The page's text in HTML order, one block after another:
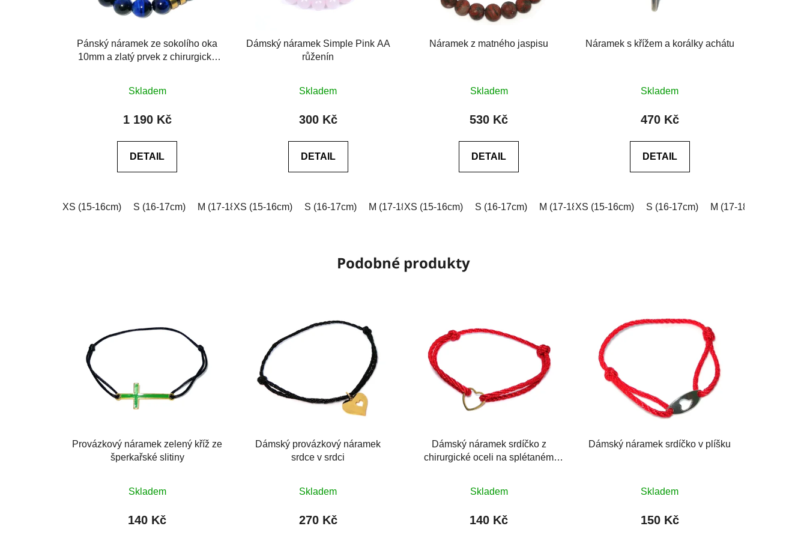
Pánský náramek ze sokolího oka
10mm a zlatý prvek z chirurgické
hodnocení
produktu
z
Skladem
1 190 Kč
DETAIL
XS (15-16cm) S (16-17cm) M (17-18cm) L (18-19cm) XL (19-20cm) XXL (20-21cm) Na míru (vyplňte do poznámky v košíku)
Dámský náramek Simple Pink AA
růženín
hodnocení
produktu
z
Skladem
300 Kč
DETAIL
XS (15-16cm) S (16-17cm) M (17-18cm) L (18-19cm) XL (19-20cm) XXL (20-21cm) Na míru (vyplňte do poznámky v
Náramek z matného jaspisu
hodnocení
produktu
z
Skladem
530 Kč
DETAIL
XS (15-16cm) S (16-17cm) M (17-18cm) L (18-19cm) XL (19-20cm) XXL (20-21cm)
Náramek s křížem a korálky achátu
hodnocení
produktu
z
Skladem
470 Kč
DETAIL
XS (15-16cm) S (16-17cm) M (17-18cm)
Podobné produkty
Provázkový náramek zelený kříž ze
šperkařské slitiny
hodnocení
produktu
Skladem
140 Kč
Dámský provázkový náramek
srdce v srdci
hodnocení
produktu
Skladem
270 Kč
Dámský náramek srdíčko z
chirurgické oceli na splétaném
hodnocení
produktu
Skladem
140 Kč
Dámský náramek srdíčko v plíšku
hodnocení
produktu
Skladem
150 Kč